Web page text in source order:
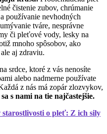
čistenie zubov, chrúmanie
používanie nevhodných
tváre, nesprávne
či pleťové vody, lesky na
mnoho spôsobov, ako
aj zdraviu.
srdce, ktoré z vás nenosíte
alebo nadmerne používate
z nás má zopár zlozvykov,
s nami na tie najčastejšie.
o pleť: Z ich sily